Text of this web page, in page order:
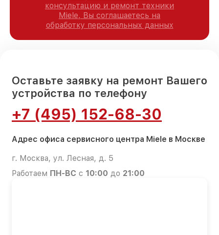
консультацию и ремонт техники
Miele, Вы соглашаетесь на
обработку персональных данных
Оставьте заявку на ремонт Вашего
устройства по телефону
+7 (495) 152-68-30
Адрес офиса сервисного центра Miele в Москве
г. Москва, ул. Лесная, д. 5
Работаем ПН-ВС с 10:00 до 21:00